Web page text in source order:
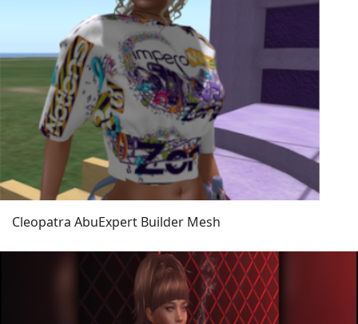
Cleopatra AbuExpert Builder Mesh